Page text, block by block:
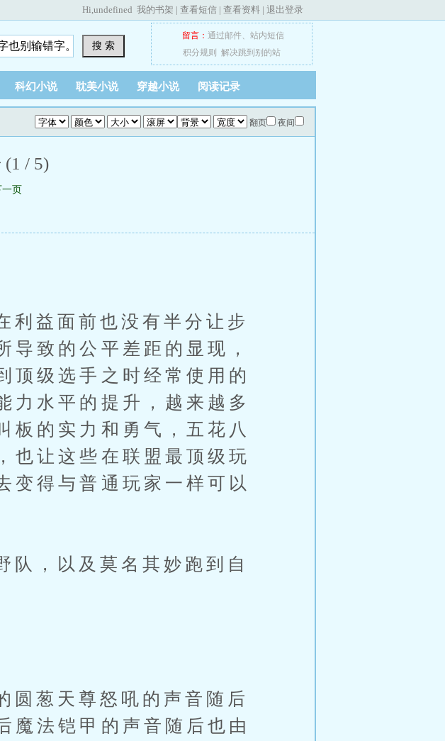
Hi,undefined 我的书架 | 查看短信 | 查看资料 | 退出登录
搜 索
留言： 通过邮件、 站内短信
积分规则
解决跳到别的站
科幻小说 耽美小说 穿越小说 阅读记录
翻页 夜间
(1 / 5)
一页
益面前也没有半分让步
导致的公平差距的显现，
顶级选手之时经常使用的
力水平的提升，越来越多
板的实力和勇气，五花八
也让这些在联盟最顶级玩
变得与普通玩家一样可以
，以及莫名其妙跑到自
葱天尊怒吼的声音随后
魔法铠甲的声音随后也由